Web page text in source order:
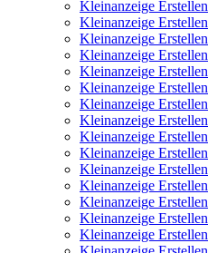
Kleinanzeige Erstellen
Kleinanzeige Erstellen
Kleinanzeige Erstellen
Kleinanzeige Erstellen
Kleinanzeige Erstellen
Kleinanzeige Erstellen
Kleinanzeige Erstellen
Kleinanzeige Erstellen
Kleinanzeige Erstellen
Kleinanzeige Erstellen
Kleinanzeige Erstellen
Kleinanzeige Erstellen
Kleinanzeige Erstellen
Kleinanzeige Erstellen
Kleinanzeige Erstellen